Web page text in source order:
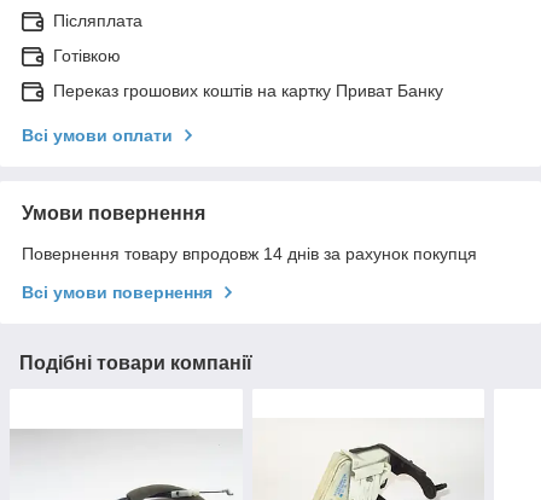
Післяплата
Готівкою
Переказ грошових коштів на картку Приват Банку
Всі умови оплати
Умови повернення
Повернення товару впродовж 14 днів за рахунок покупця
Всі умови повернення
Подібні товари компанії